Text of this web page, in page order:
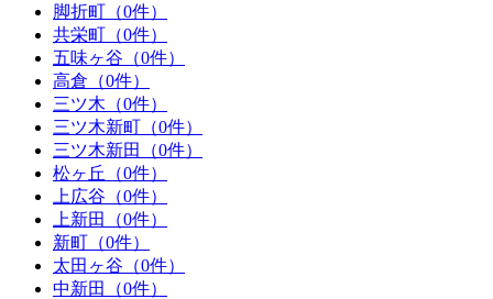
脚折町（0件）
共栄町（0件）
五味ヶ谷（0件）
高倉（0件）
三ツ木（0件）
三ツ木新町（0件）
三ツ木新田（0件）
松ヶ丘（0件）
上広谷（0件）
上新田（0件）
新町（0件）
太田ヶ谷（0件）
中新田（0件）